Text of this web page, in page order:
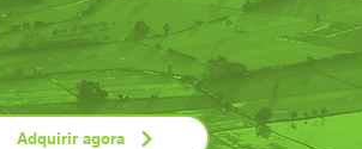
Adquirir agora